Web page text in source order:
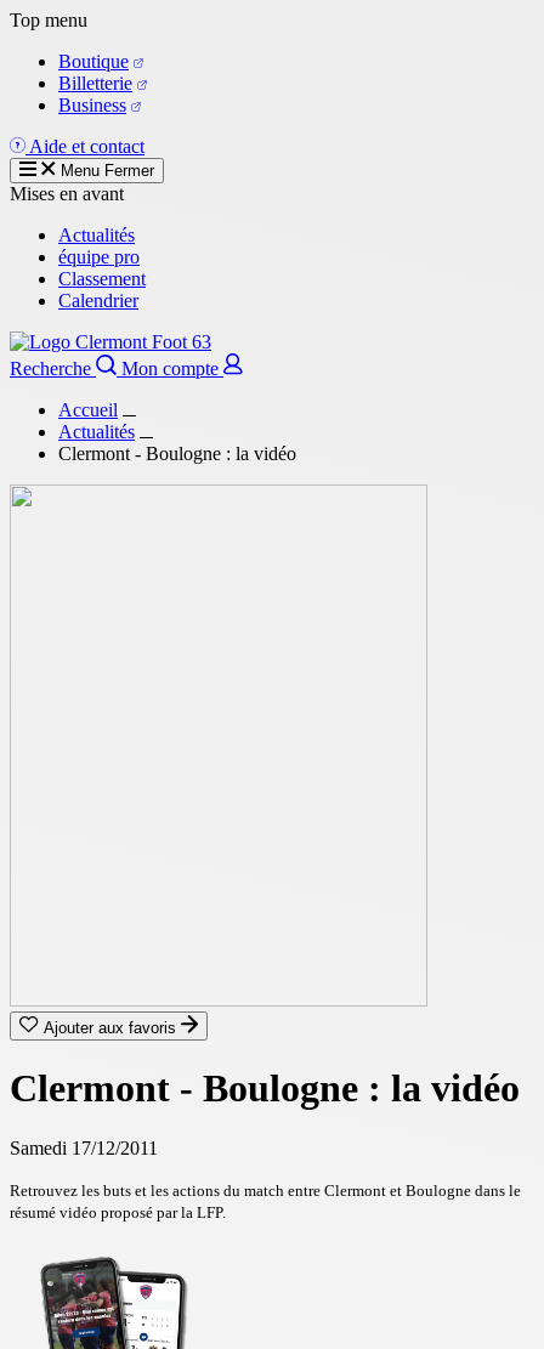
Aller
contenu
principal
Top menu
Boutique
Billetterie
Business
Aide et contact
Menu Fermer
Mises en avant
Actualités
équipe pro
Classement
Calendrier
Recherche
Mon compte
Accueil
Actualités
Clermont - Boulogne : la vidéo
Ajouter aux favoris
Clermont - Boulogne : la vidéo
Samedi 17/12/2011
Retrouvez les buts et les actions du match entre Clermont et Boulogne dans le
résumé vidéo proposé par la LFP.